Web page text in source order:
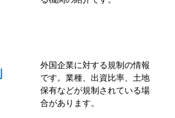
外国企業に対する規制の情報
です。業種、出資比率、土地
保有などが規制されている場
合があります。